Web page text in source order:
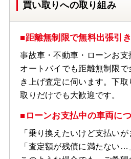
買い取りへの取り組み
■距離無制限で無料出張引
事故車・不動車・ローンお
オートバイでも距離無制限で
き上げ査定に伺います。下
取りだけでも大歓迎です。
■ローンお支払中の車両に
「乗り換えたいけど支払い
「査定額が残債に満たない…